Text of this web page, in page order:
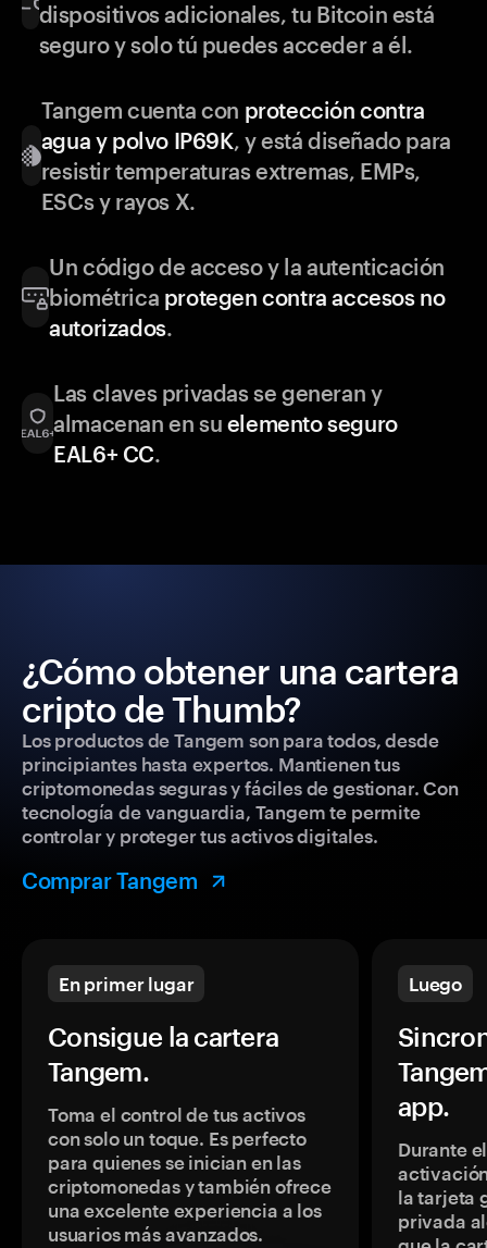
dispositivos adicionales, tu Bitcoin está
seguro y solo tú puedes acceder a él.
Tangem cuenta con protección contra
agua y polvo IP69K, y está diseñado para
resistir temperaturas extremas, EMPs,
ESCs y rayos X.
Un código de acceso y la autenticación
biométrica protegen contra accesos no
autorizados.
Las claves privadas se generan y
almacenan en su elemento seguro
EAL6+ CC.
¿Cómo obtener una cartera
cripto de Thumb?
Los productos de Tangem son para todos, desde
principiantes hasta expertos. Mantienen tus
criptomonedas seguras y fáciles de gestionar. Con
tecnología de vanguardia, Tangem te permite
controlar y proteger tus activos digitales.
Comprar Tangem
En primer lugar
Consigue la cartera
Tangem.
Toma el control de tus activos
con solo un toque. Es perfecto
para quienes se inician en las
criptomonedas y también ofrece
una excelente experiencia a los
usuarios más avanzados.
Luego
app.
Durante
la tarjeta
privada